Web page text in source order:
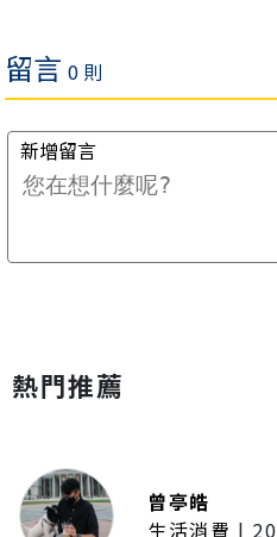
熱門推薦
曾亭皓
生活消費 |